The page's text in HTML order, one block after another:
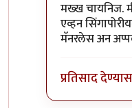
मख्ख चायनिज.
एव्हन
मॅनरलेस अन
प्रतिसाद